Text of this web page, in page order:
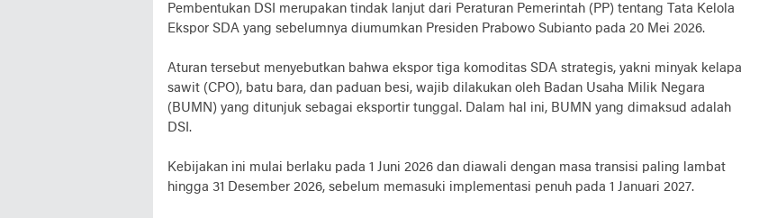
Pembentukan DSI merupakan tindak lanjut dari Peraturan Pemerintah (PP) tentang Tata Kelola
Ekspor SDA yang sebelumnya diumumkan Presiden Prabowo Subianto pada 20 Mei 2026.
Aturan tersebut menyebutkan bahwa ekspor tiga komoditas SDA strategis, yakni minyak kelapa
sawit (CPO), batu bara, dan paduan besi, wajib dilakukan oleh Badan Usaha Milik Negara
(BUMN) yang ditunjuk sebagai eksportir tunggal. Dalam hal ini, BUMN yang dimaksud adalah
DSI.
Kebijakan ini mulai berlaku pada 1 Juni 2026 dan diawali dengan masa transisi paling lambat
hingga 31 Desember 2026, sebelum memasuki implementasi penuh pada 1 Januari 2027.